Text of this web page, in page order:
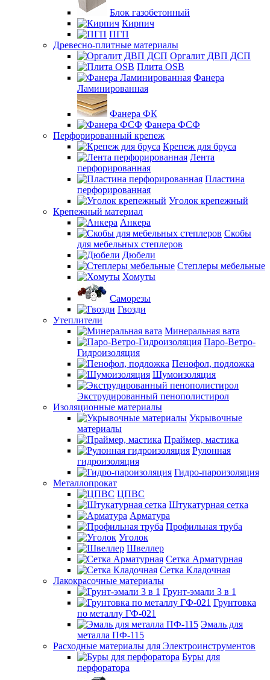
Блок газобетонный
Кирпич
ПГП
Древесно-плитные материалы
Оргалит ДВП ДСП
Плита OSB
Фанера
Ламинированная
Фанера ФК
Фанера ФСФ
Перфорированный крепеж
Крепеж для бруса
Лента
перфорированная
Пластина
перфорированная
Уголок крепежный
Крепежный материал
Анкера
Скобы
для мебельных степлеров
Дюбели
Степлеры мебельные
Хомуты
Саморезы
Гвозди
Утеплители
Минеральная вата
Паро-Ветро-
Гидроизоляция
Пенофол, подложка
Шумоизоляция
Экструдированный пенополистирол
Изоляционные материалы
Укрывочные
материалы
Праймер, мастика
Рулонная
гидроизоляция
Гидро-пароизоляция
Металлопрокат
ЦПВС
Штукатурная сетка
Арматура
Профильная труба
Уголок
Швеллер
Сетка Арматурная
Сетка Кладочная
Лакокрасочные материалы
Грунт-эмали 3 в 1
Грунтовка
по металлу ГФ-021
Эмаль для
металла ПФ-115
Расходные материалы для Электроинструментов
Буры для
перфоратора